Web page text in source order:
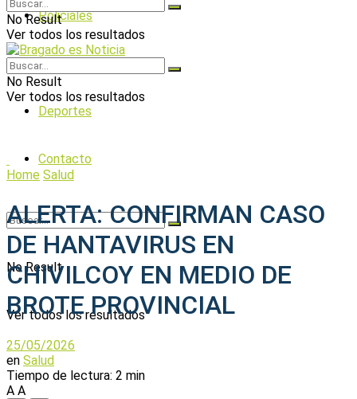
Policiales
Política
Deportes
Contacto
No Result
Ver todos los resultados
No Result
Ver todos los resultados
No Result
Ver todos los resultados
Home Salud
ALERTA: CONFIRMAN CASO
DE HANTAVIRUS EN
CHIVILCOY EN MEDIO DE
BROTE PROVINCIAL
25/05/2026
en Salud
Tiempo de lectura: 2 min
A A